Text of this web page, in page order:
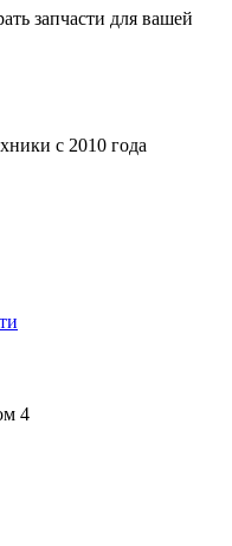
запчасти для вашей
с 2010 года
4